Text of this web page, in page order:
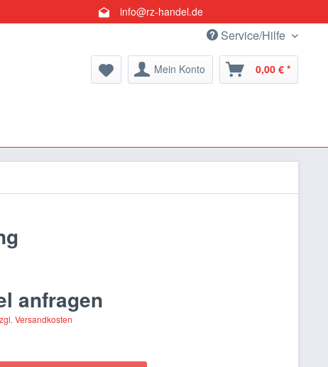
info@rz-handel.de
Service/Hilfe
Mein Konto 0,00 € *
anfragen
Versandkosten